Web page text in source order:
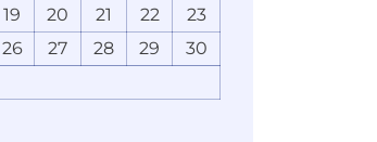
19 20 21 22
23
26 27 28 29
30